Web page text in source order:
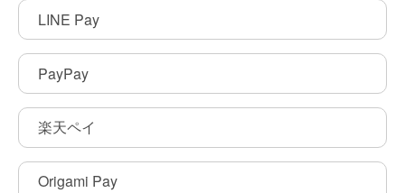
LINE Pay
PayPay
楽天ペイ
Origami Pay